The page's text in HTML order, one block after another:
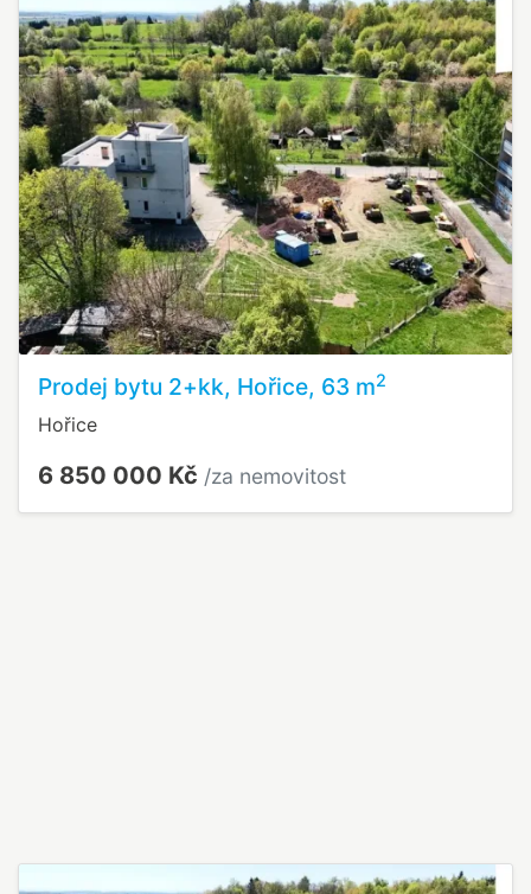
Prodej bytu 2+kk, Hořice, 63 m2
Hořice
6 850 000 Kč /za nemovitost